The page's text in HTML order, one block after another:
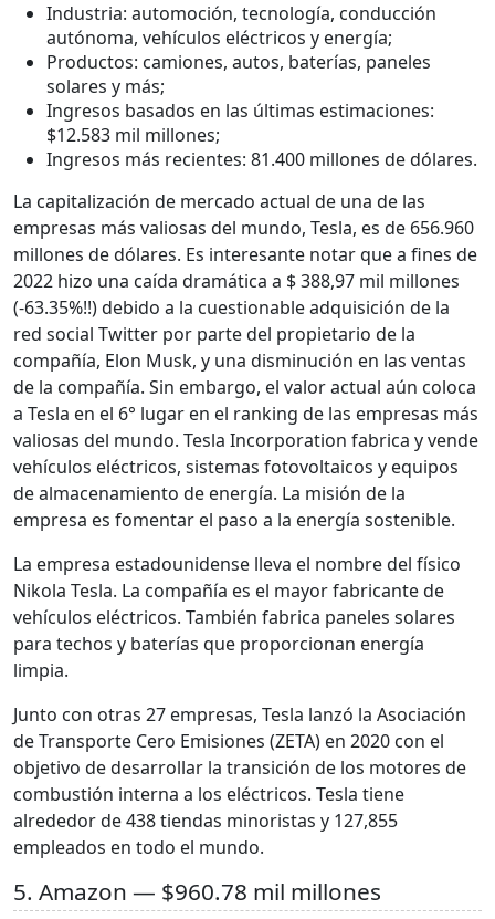
Industria: automoción, tecnología, conducción
autónoma, vehículos eléctricos y energía;
Productos: camiones, autos, baterías, paneles
solares y más;
Ingresos basados en las últimas estimaciones:
$12.583 mil millones;
Ingresos más recientes: 81.400 millones de dólares.
La capitalización de mercado actual de una de las
empresas más valiosas del mundo, Tesla, es de 656.960
millones de dólares. Es interesante notar que a fines de
2022 hizo una caída dramática a $ 388,97 mil millones
(-63.35%!!) debido a la cuestionable adquisición de la
red social Twitter por parte del propietario de la
compañía, Elon Musk, y una disminución en las ventas
de la compañía. Sin embargo, el valor actual aún coloca
a Tesla en el 6° lugar en el ranking de las empresas más
valiosas del mundo. Tesla Incorporation fabrica y vende
vehículos eléctricos, sistemas fotovoltaicos y equipos
de almacenamiento de energía. La misión de la
empresa es fomentar el paso a la energía sostenible.
La empresa estadounidense lleva el nombre del físico
Nikola Tesla. La compañía es el mayor fabricante de
vehículos eléctricos. También fabrica paneles solares
para techos y baterías que proporcionan energía
limpia.
Junto con otras 27 empresas, Tesla lanzó la Asociación
de Transporte Cero Emisiones (ZETA) en 2020 con el
objetivo de desarrollar la transición de los motores de
combustión interna a los eléctricos. Tesla tiene
alrededor de 438 tiendas minoristas y 127,855
empleados en todo el mundo.
5. Amazon — $960.78 mil millones